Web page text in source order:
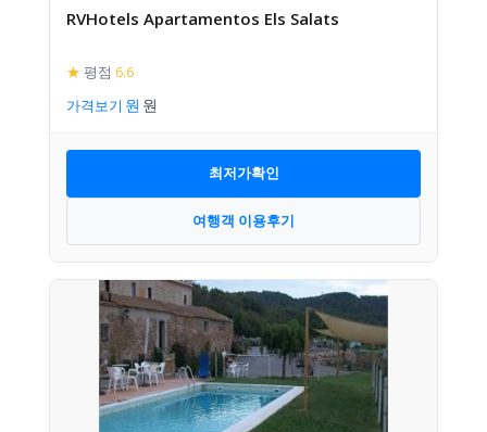
RVHotels Apartamentos Els Salats
★ 평점 6.6
가격보기
최저가확인
여행객 이용후기